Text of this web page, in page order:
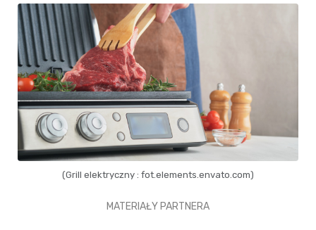
(Grill elektryczny : fot.elements.envato.com)
MATERIAŁY PARTNERA